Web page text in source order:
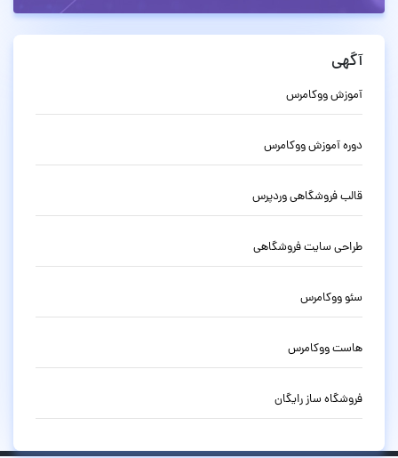
آگهی
آموزش ووکامرس
دوره آموزش ووکامرس
قالب فروشگاهی وردپرس
طراحی سایت فروشگاهی
سئو ووکامرس
هاست ووکامرس
فروشگاه ساز رایگان